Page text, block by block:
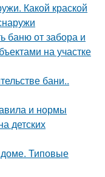
Какой краской
баню от забора и
на участке
бани..
и нормы
детских
Типовые